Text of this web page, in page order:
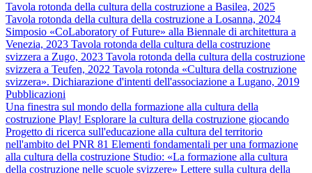
Tavola rotonda della cultura della costruzione a Basilea, 2025
Tavola rotonda della cultura della costruzione a Losanna, 2024
Simposio «CoLaboratory of Future» alla Biennale di architettura a
Venezia, 2023 Tavola rotonda della cultura della costruzione
svizzera a Zugo, 2023 Tavola rotonda della cultura della costruzione
svizzera a Teufen, 2022 Tavola rotonda «Cultura della costruzione
svizzera». Dichiarazione d'intenti dell'associazione a Lugano, 2019
Pubblicazioni
Una finestra sul mondo della formazione alla cultura della
costruzione Play! Esplorare la cultura della costruzione giocando
Progetto di ricerca sull'educazione alla cultura del territorio
nell'ambito del PNR 81 Elementi fondamentali per una formazione
alla cultura della costruzione Studio: «La formazione alla cultura
della costruzione nelle scuole svizzere» Lettere sulla cultura della